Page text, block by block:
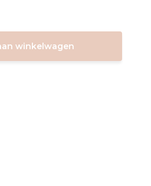
winkelwagen